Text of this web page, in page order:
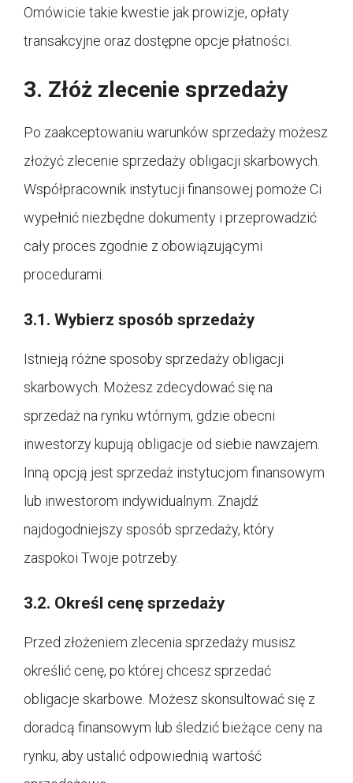
Omówicie takie kwestie jak prowizje, opłaty
transakcyjne oraz dostępne opcje płatności.
3. Złóż zlecenie sprzedaży
Po zaakceptowaniu warunków sprzedaży możesz
złożyć zlecenie sprzedaży obligacji skarbowych.
Współpracownik instytucji finansowej pomoże Ci
wypełnić niezbędne dokumenty i przeprowadzić
cały proces zgodnie z obowiązującymi
procedurami.
3.1. Wybierz sposób sprzedaży
Istnieją różne sposoby sprzedaży obligacji
skarbowych. Możesz zdecydować się na
sprzedaż na rynku wtórnym, gdzie obecni
inwestorzy kupują obligacje od siebie nawzajem.
Inną opcją jest sprzedaż instytucjom finansowym
lub inwestorom indywidualnym. Znajdź
najdogodniejszy sposób sprzedaży, który
zaspokoi Twoje potrzeby.
3.2. Określ cenę sprzedaży
Przed złożeniem zlecenia sprzedaży musisz
określić cenę, po której chcesz sprzedać
obligacje skarbowe. Możesz skonsultować się z
doradcą finansowym lub śledzić bieżące ceny na
rynku, aby ustalić odpowiednią wartość